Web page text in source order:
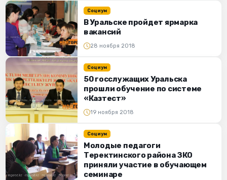
Социум
В Уральске пройдет ярмарка
вакансий
28 ноября 2018
Социум
50 госслужащих Уральска
прошли обучение по системе
«Казтест»
19 ноября 2018
Социум
Молодые педагоги
Теректинского района ЗКО
приняли участие в обучающем
семинаре